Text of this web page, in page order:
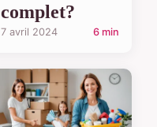
complet?
7 avril 2024 6 min